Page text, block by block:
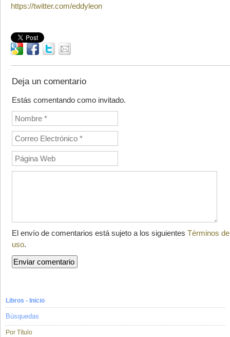
https://twitter.com/eddyleon
Deja un comentario
Estás comentando como invitado.
El envío de comentarios está sujeto a los siguientes Términos de
uso.
Libros - Inicio
Búsquedas
Por Título